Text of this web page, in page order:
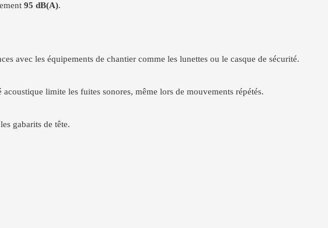
95 dB(A).
avec les équipements de chantier comme les lunettes ou le casque de sécurité.
limite les fuites sonores, même lors de mouvements répétés.
gabarits de tête.